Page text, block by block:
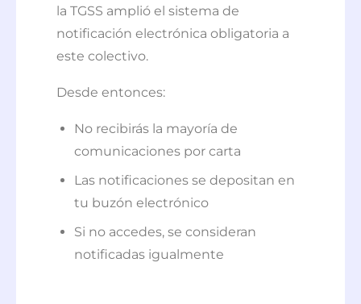
la TGSS amplió el sistema de
notificación electrónica obligatoria a
este colectivo.
Desde entonces:
No recibirás la mayoría de
comunicaciones por carta
Las notificaciones se depositan en
tu buzón electrónico
Si no accedes, se consideran
notificadas igualmente